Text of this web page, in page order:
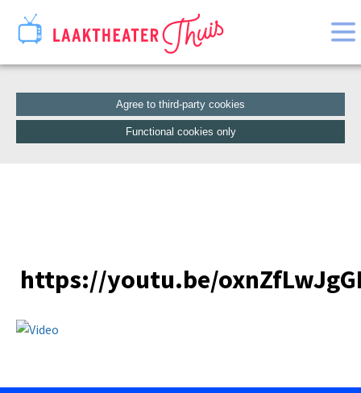
Agree to third-party cookies
Functional cookies only
Catalogue
https://youtu.be/